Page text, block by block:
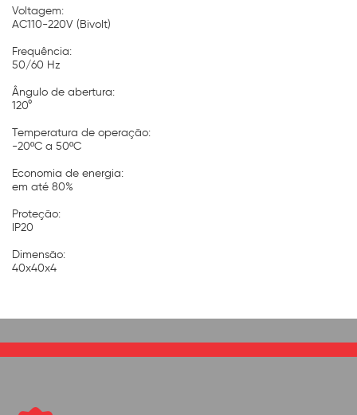
Voltagem:
AC110-220V (Bivolt)
Frequência:
50/60 Hz
Ângulo de abertura:
120°
Temperatura de operação:
-20ºC a 50ºC
Economia de energia:
em até 80%
Proteção:
IP20
Dimensão:
40x40x4